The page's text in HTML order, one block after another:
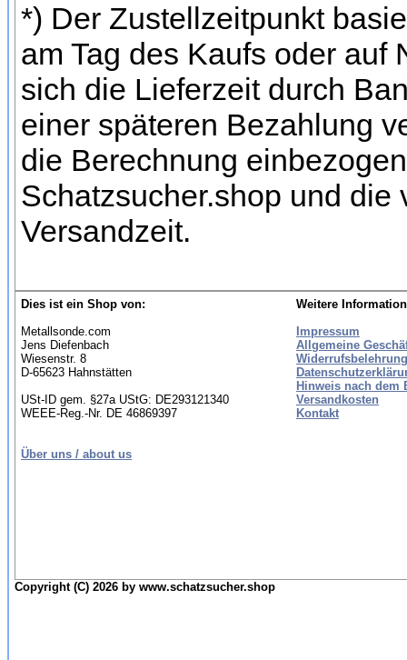
*) Der Zustellzeitpunkt
am Tag des Kaufs oder
sich die Lieferzeit durch
einer späteren Bezahlung
die Berechnung
Schatzsucher.shop und
Versandzeit.
Dies ist ein Shop von:
Metallsonde.com
Jens Diefenbach
Wiesenstr. 8
D-65623 Hahnstätten
USt-ID gem. §27a UStG: DE293121340
WEEE-Reg.-Nr. DE 46869397
Über uns / about us
Weitere
Impressum
Allgemeine
Hinweis nach dem
Versandkosten
Kontakt
Copyright (C) 2026 by www.schatzsucher.shop